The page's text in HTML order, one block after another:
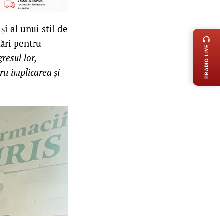
al unui stil de
pentru
lor,
implicarea și
RADIO LIVE